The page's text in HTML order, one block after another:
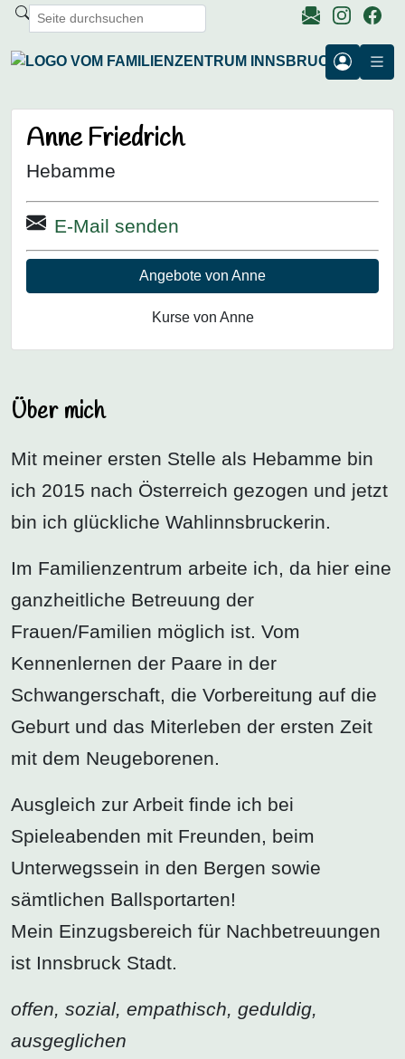
Anne Friedrich
Hebamme
E-Mail senden
Angebote von Anne
Kurse von Anne
Über mich
Mit meiner ersten Stelle als Hebamme bin
ich 2015 nach Österreich gezogen und jetzt
bin ich glückliche Wahlinnsbruckerin.
Im Familienzentrum arbeite ich, da hier eine
ganzheitliche Betreuung der
Frauen/Familien möglich ist. Vom
Kennenlernen der Paare in der
Schwangerschaft, die Vorbereitung auf die
Geburt und das Miterleben der ersten Zeit
mit dem Neugeborenen.
Ausgleich zur Arbeit finde ich bei
Spieleabenden mit Freunden, beim
Unterwegssein in den Bergen sowie
sämtlichen Ballsportarten!
Mein Einzugsbereich für Nachbetreuungen
ist Innsbruck Stadt.
offen, sozial, empathisch, geduldig,
ausgeglichen